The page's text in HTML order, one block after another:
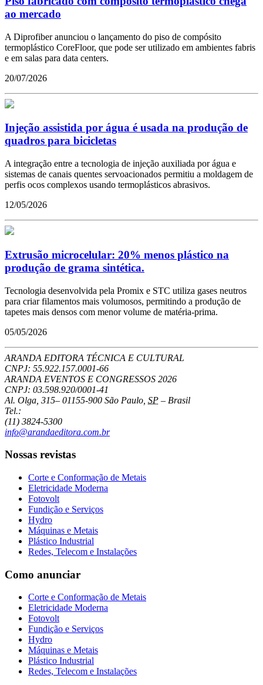
ao mercado
A Diprofiber anunciou o lançamento do piso de compósito
termoplástico CoreFloor, que pode ser utilizado em ambientes fabris
e em salas para data centers.
20/07/2026
Injeção assistida por água é usada na produção de
quadros para bicicletas
A integração entre a tecnologia de injeção auxiliada por água e
sistemas de canais quentes servoacionados permitiu a moldagem de
perfis ocos complexos usando termoplásticos abrasivos.
12/05/2026
Extrusão microcelular: 20% menos plástico na
produção de grama sintética.
Tecnologia desenvolvida pela Promix e STC utiliza gases neutros
para criar filamentos mais volumosos, permitindo a produção de
tapetes mais densos com menor volume de matéria-prima.
05/05/2026
ARANDA EDITORA TÉCNICA E CULTURAL
CNPJ: 55.922.157.0001-66
ARANDA EVENTOS E CONGRESSOS 2026
CNPJ: 03.598.920/0001-41
Al. Olga, 315– 01155-900 São Paulo SP – Brasil
Tel.:
(11) 3824-5300
info@arandaeditora.com.br
Nossas revistas
Corte e Conformação de Metais
Eletricidade Moderna
Fotovolt
Fundição e Serviços
Hydro
Máquinas e Metais
Plástico Industrial
Redes, Telecom e Instalações
Como anunciar
Corte e Conformação de Metais
Eletricidade Moderna
Fotovolt
Fundição e Serviços
Hydro
Máquinas e Metais
Plástico Industrial
Redes, Telecom e Instalações